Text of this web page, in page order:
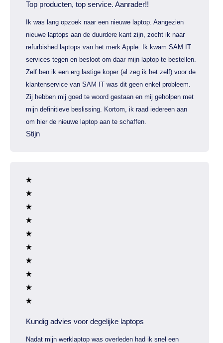
Top producten, top service. Aanrader!!
Ik was lang opzoek naar een nieuwe laptop. Aangezien
nieuwe laptops aan de duurdere kant zijn, zocht ik naar
refurbished laptops van het merk Apple. Ik kwam SAM IT
services tegen en besloot om daar mijn laptop te bestellen.
Zelf ben ik een erg lastige koper (al zeg ik het zelf) voor de
klantenservice van SAM IT was dit geen enkel probleem.
Zij hebben mij goed te woord gestaan en mij geholpen met
mijn definitieve beslissing. Kortom, ik raad iedereen aan
om hier de nieuwe laptop aan te schaffen.
Stijn
Kundig advies voor degelijke laptops
Nadat mijn werklaptop was overleden had ik snel een